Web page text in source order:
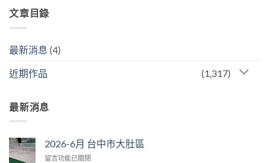
文章目錄
最新消息 (4)
近期作品 (1,317)
最新消息
2026-6月 台中市大肚區
在
留言功能已關閉